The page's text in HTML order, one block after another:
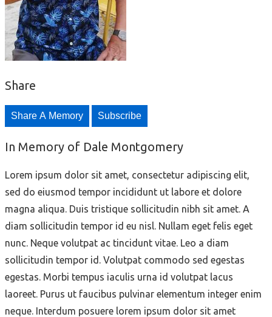
Share
Share A Memory Subscribe
In Memory of Dale Montgomery
Lorem ipsum dolor sit amet, consectetur adipiscing elit,
sed do eiusmod tempor incididunt ut labore et dolore
magna aliqua. Duis tristique sollicitudin nibh sit amet. A
diam sollicitudin tempor id eu nisl. Nullam eget felis eget
nunc. Neque volutpat ac tincidunt vitae. Leo a diam
sollicitudin tempor id. Volutpat commodo sed egestas
egestas. Morbi tempus iaculis urna id volutpat lacus
laoreet. Purus ut faucibus pulvinar elementum integer enim
neque. Interdum posuere lorem ipsum dolor sit amet